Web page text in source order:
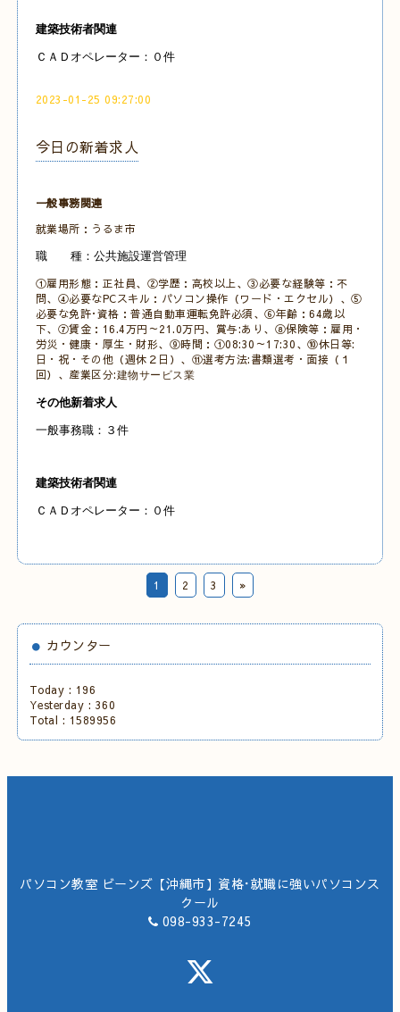
建築技術者関連
ＣＡＤオペレーター：０件
2023-01-25 09:27:00
今日の新着求人
一般事務関連
就業場所：うるま市
職 種：公共施設運営管理
①雇用形態：正社員、②学歴：高校以上、③必要な経験等：不
問、④必要なPCスキル：パソコン操作（ワード・エクセル）、⑤
必要な免許･資格：普通自動車運転免許必須、⑥年齢：64歳以
下、⑦賃金：16.4万円～21.0万円、賞与:あり、⑧保険等：雇用・
労災・健康・厚生・財形、⑨時間：①08:30～17:30、⑩休日等:
日・祝・その他（週休２日）、⑪選考方法:書類選考・面接（１
回）、産業区分:建物サービス業
その他新着求人
一般事務職：３件
建築技術者関連
ＣＡＤオペレーター：０件
1 2 3 »
カウンター
Today : 196
Yesterday : 360
Total : 1589956
パソコン教室 ビーンズ【沖縄市】資格･就職に強いパソコンス
クール
098-933-7245